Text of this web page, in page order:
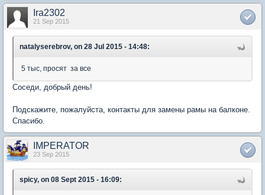
Ira2302
21 Sep 2015
natalyserebrov, on 28 Jul 2015 - 14:48:
5 тыс, просят за все
Соседи, добрый день!
Подскажите, пожалуйста, контакты для замены рамы на балконе.
Спасибо.
IMPERATOR
23 Sep 2015
spicy, on 08 Sept 2015 - 16:09: